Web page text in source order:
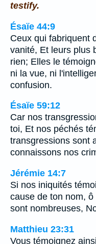
testify.
Ésaïe 44:9
Ceux qui fabriquent
vanité, Et leurs plus
rien; Elles le
ni la vue, ni
confusion.
Ésaïe 59:12
Car nos
toi, Et nos péchés
transgressions sont
connaissons nos
Jérémie 14:7
Si nos iniquités
cause de ton nom,
sont nombreuses,
Matthieu 23:31
Vous témoignez